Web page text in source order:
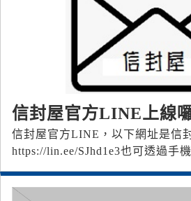
信封屋官方LINE上線
信封屋官方LINE，以下網址是信
https://lin.ee/SJhd1e3 也可透過手